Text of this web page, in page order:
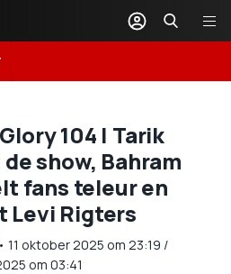
104 | Tarik
show, Bahram
fans teleur en
Levi Rigters
• 11 oktober 2025 om 23:19 /
om 03:41